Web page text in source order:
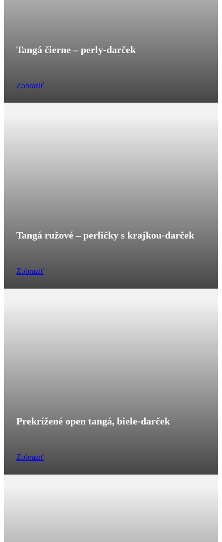
Tangá čierne – perly-darček
Zobraziť
Tangá ružové – perličky s krajkou-darček
Zobraziť
Prekrížené open tangá, biele-darček
Zobraziť